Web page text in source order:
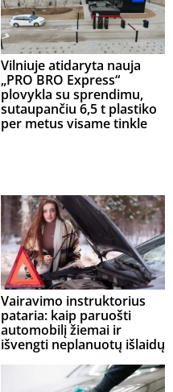
Vilniuje atidaryta nauja
„PRO BRO Express“
plovykla su sprendimu,
sutaupančiu 6,5 t plastiko
per metus visame tinkle
Vairavimo instruktorius
pataria: kaip paruošti
automobilį žiemai ir
išvengti neplanuotų išlaidų